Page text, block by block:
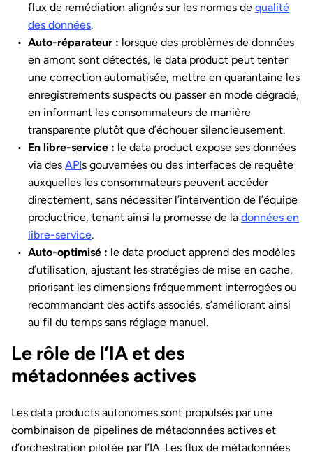
flux de remédiation alignés sur les normes de qualité
des données.
Auto-réparateur : lorsque des problèmes de données
en amont sont détectés, le data product peut tenter
une correction automatisée, mettre en quarantaine les
enregistrements suspects ou passer en mode dégradé,
en informant les consommateurs de manière
transparente plutôt que d’échouer silencieusement.
En libre-service : le data product expose ses données
via des APIs gouvernées ou des interfaces de requête
auxquelles les consommateurs peuvent accéder
directement, sans nécessiter l’intervention de l’équipe
productrice, tenant ainsi la promesse de la données en
libre-service.
Auto-optimisé : le data product apprend des modèles
d’utilisation, ajustant les stratégies de mise en cache,
priorisant les dimensions fréquemment interrogées ou
recommandant des actifs associés, s’améliorant ainsi
au fil du temps sans réglage manuel.
Le rôle de l’IA et des
métadonnées actives
Les data products autonomes sont propulsés par une
combinaison de pipelines de métadonnées actives et
d’orchestration pilotée par l’IA. Les flux de métadonnées